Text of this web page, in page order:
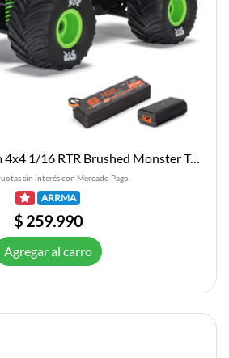
Arrma Quake Grom 4x4 1/16 RTR Brushed Monster Truck (Green) w/SLT2 2.4GHz Radio, Battery & Charger
sin interés con Mercado Pago
ARRMA
$ 259.990
Agregar al carro